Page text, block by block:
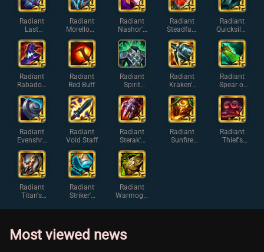
Radiant
Last
Whisper
Radiant
Morellono
micon
Radiant
Nashor's
Tooth
Radiant
Steadfast
Heart
Radiant
Quicksilve
r
Radiant
Rabadon'
s
Deathcap
Radiant
Red Buff
Radiant
Spirit
Visage
Radiant
Kraken's
Fury
Radiant
Spear of
Shojin
Radiant
Evenshro
ud
Radiant
Void Staff
Radiant
Sterak's
Gage
Radiant
Sunfire
Radiant
Thief's
Radiant
Titan's
Radiant
Striker's
Radiant
Warmog's
Most viewed news